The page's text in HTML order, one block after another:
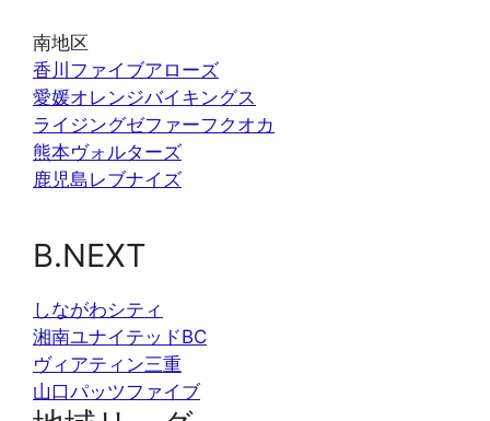
南地区
香川ファイブアローズ
愛媛オレンジバイキングス
ライジングゼファーフクオカ
熊本ヴォルターズ
鹿児島レブナイズ
B.NEXT
しながわシティ
湘南ユナイテッドBC
ヴィアティン三重
山口パッツファイブ